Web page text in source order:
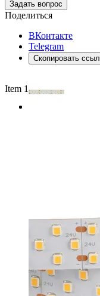
Задать вопрос
Поделиться
ВКонтакте
Telegram
Скопировать
Item 1 of 2